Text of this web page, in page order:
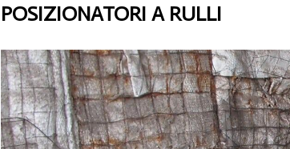
POSIZIONATORI A RULLI